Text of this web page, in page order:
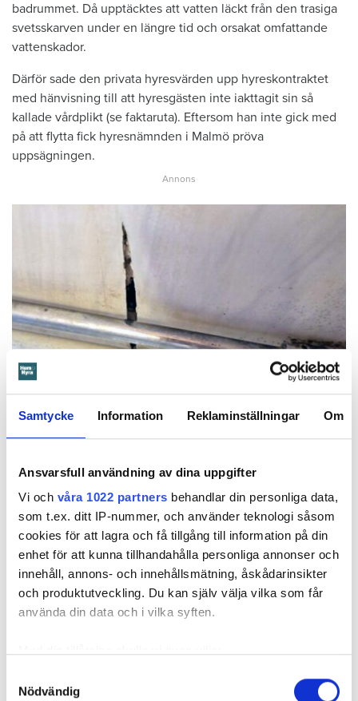
Samtycke Information Reklaminställningar Om
Ansvarsfull användning av dina uppgifter
Vi och våra 1022 partners behandlar din personliga data,
som t.ex. ditt IP-nummer, och använder teknologi såsom
cookies för att lagra och få tillgång till information på din
enhet för att kunna tillhandahålla personliga annonser och
innehåll, annons- och innehållsmätning, åskådarinsikter
och produktutveckling. Du kan själv välja vilka som får
använda din data och i vilka syften.
som kan ha en noggrannhet på upp till flera meter
Nödvändig
badrummet. Då upptäcktes att vatten läckt från den trasiga
svetsskarven under en längre tid och orsakat omfattande
vattenskador.
Därför sade den privata hyresvärden upp hyreskontraktet
med hänvisning till att hyresgästen inte iakttagit sin så
kallade vårdplikt (se faktaruta). Eftersom han inte gick med
på att flytta fick hyresnämnden i Malmö pröva
uppsägningen.
Hyresgästen borde ha upptäckt och larmat om glipan i duschväggen, menar
han bott där varken gjort några inspektioner eller något
underhåll av badrummet, och att det är anledningen till att
sprickan har kunnat uppstå. Sprickan var heller inte så lätt
att upptäcka, menar han.
Tyckte inte renovering var nödvändig
Värden har en annan uppfattning, och påpekar att företaget
skick, och att det inte fanns behov av någon renovering.